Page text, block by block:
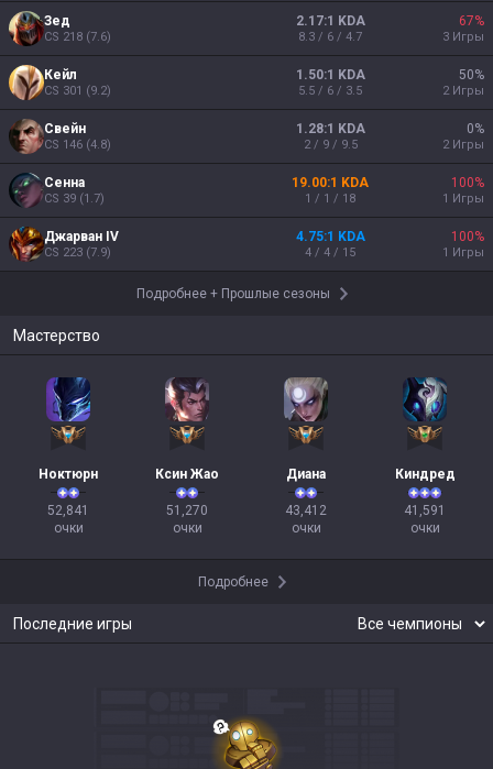
Зед
CS 218 (7.6)
2.17:1 KDA
8.3 / 6 / 4.7
67%
3 Игры
Кейл
CS 301 (9.2)
1.50:1 KDA
5.5 / 6 / 3.5
50%
2 Игры
Свейн
CS 146 (4.8)
1.28:1 KDA
2 / 9 / 9.5
0%
2 Игры
Сенна
CS 39 (1.7)
19.00:1 KDA
1 / 1 / 18
100%
1 Игры
Джарван IV
CS 223 (7.9)
4.75:1 KDA
4 / 4 / 15
100%
1 Игры
Подробнее + Прошлые сезоны
Мастерство
Ноктюрн
52,841
очки
Ксин Жао
51,270
очки
Диана
43,412
очки
Киндред
41,591
очки
Подробнее
Последние игры